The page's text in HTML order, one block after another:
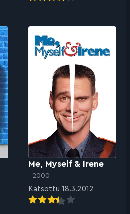
Me, Myself & Irene
2000
Katsottu 18.3.2012